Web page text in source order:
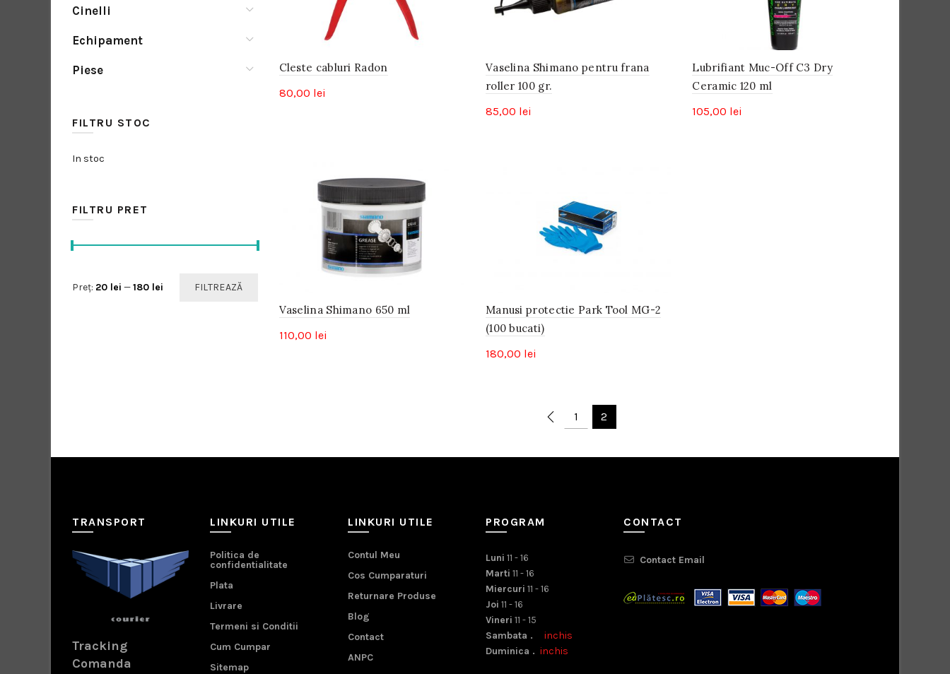
Cleste cabluri Radon
80,00 lei
Vaselina Shimano pentru frana
roller 100 gr.
85,00 lei
Lubrifiant Muc-Off C3 Dry
Ceramic 120 ml
105,00 lei
Vaselina Shimano 650 ml
110,00 lei
Manusi protectie Park Tool MG-2
(100 bucati)
180,00 lei
1 2
Cinelli
Echipament
Piese
FILTRU STOC
In stoc
FILTRU PRET
Preț
Preț
FILTREAZĂ
Preț: 20 lei —180 lei
TRANSPORT
Tracking
Comanda
LINKURI UTILE
Politica de
confidentialitate
Plata
Livrare
Termeni si Conditii
Cum Cumpar
Sitemap
LINKURI UTILE
Contul Meu
Cos Cumparaturi
Returnare Produse
Blog
Contact
ANPC
PROGRAM
Luni 11 - 16
Marti 11 - 16
Miercuri 11 - 16
Joi 11 - 16
Vineri 11 - 15
Sambata . inchis
Duminica . inchis
CONTACT
Contact Email